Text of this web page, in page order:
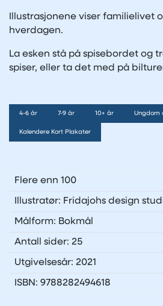
Illustrasjonene viser familielivet
hverdagen.
La esken stå på spisebordet og
spiser, eller ta det med på
4-6 år 7-9 år 10+ år Ungdom
Kalendere Kort Plakater
Flere enn 100
Illustratør: Fridajohs design
Målform: Bokmål
Antall sider: 25
Utgivelsesår: 2021
ISBN: 9788282494618